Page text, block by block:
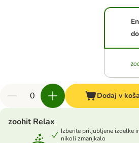
Dodaj v
zoohit Relax
Izberite priljubljene izdelke
nikoli zmanjkalo